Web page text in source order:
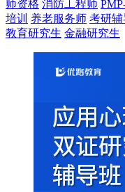
师资格 消防工程师
培训 养老服务师 考研辅
教育研究生 金融研究生